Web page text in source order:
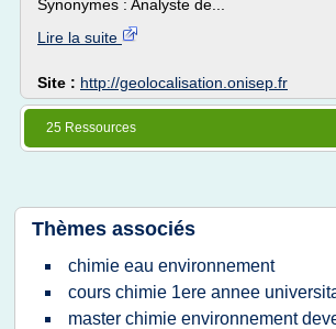
Synonymes : Analyste de...
Lire la suite
Site : http://geolocalisation.onisep.fr
25 Ressources
Thèmes associés
chimie eau environnement
cours chimie 1ere annee
master chimie environnement